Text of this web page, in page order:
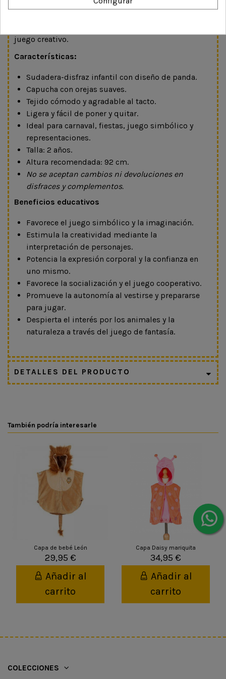
juego creativo.
Características:
Sudadera-disfraz infantil con diseño de panda.
Capucha con orejas suaves.
Tejido cómodo y agradable al tacto.
Ligera y fácil de poner y quitar.
Ideal para carnaval, fiestas, juego simbólico y
representaciones.
Talla: 2 años.
Altura recomendada: 92 cm.
No se aceptan cambios ni devoluciones en
disfraces y complementos.
Beneficios educativos
Favorece el juego simbólico y la imaginación.
Estimula la creatividad mediante la
interpretación de personajes.
Potencia la expresión corporal y la confianza en
uno mismo.
Favorece la socialización y el juego cooperativo.
Promueve la autonomía al vestirse y prepararse
para jugar.
Despierta el interés por los animales y la
naturaleza a través del juego de fantasía.
DETALLES DEL PRODUCTO
También podría interesarle
Capa de bebé León
29,95 €
Añadir al
carrito
Capa Daisy mariquita
34,95 €
Añadir al
carrito
COLECCIONES